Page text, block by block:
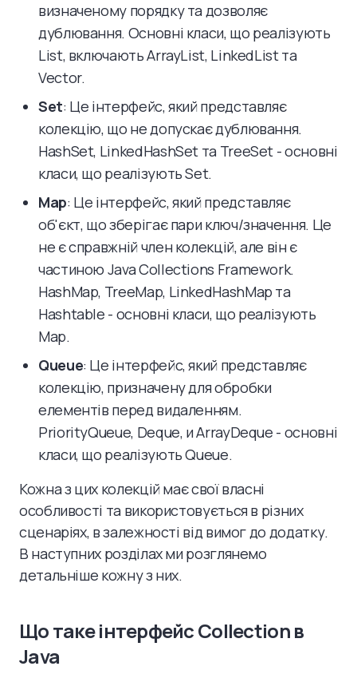
визначеному порядку та дозволяє
дублювання. Основні класи, що реалізують
List, включають ArrayList, LinkedList та
Vector.
Set: Це інтерфейс, який представляє
колекцію, що не допускає дублювання.
HashSet, LinkedHashSet та TreeSet - основні
класи, що реалізують Set.
Map: Це інтерфейс, який представляє
об'єкт, що зберігає пари ключ/значення. Це
не є справжній член колекцій, але він є
частиною Java Collections Framework.
HashMap, TreeMap, LinkedHashMap та
Hashtable - основні класи, що реалізують
Map.
Queue: Це інтерфейс, який представляє
колекцію, призначену для обробки
елементів перед видаленням.
PriorityQueue, Deque, и ArrayDeque - основні
класи, що реалізують Queue.
Кожна з цих колекцій має свої власні
особливості та використовується в різних
сценаріях, в залежності від вимог до додатку.
В наступних розділах ми розглянемо
детальніше кожну з них.
Що таке інтерфейс Collection в
Java